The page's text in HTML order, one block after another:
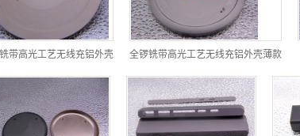
带高光工艺无线充铝外壳 全锣铣带高光工艺无线充铝外壳薄款